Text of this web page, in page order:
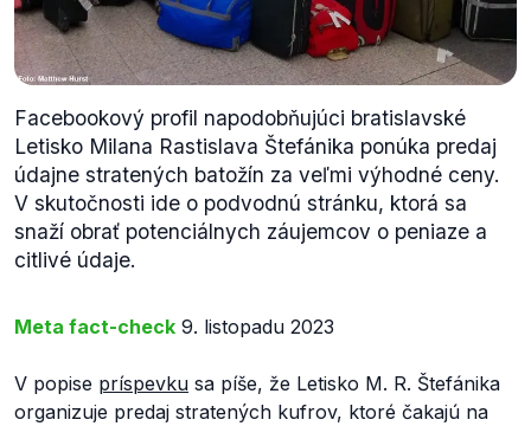
Facebookový profil napodobňujúci bratislavské
Letisko Milana Rastislava Štefánika ponúka predaj
údajne stratených batožín za veľmi výhodné ceny.
V skutočnosti ide o podvodnú stránku, ktorá sa
snaží obrať potenciálnych záujemcov o peniaze a
citlivé údaje.
Meta fact-check 9. listopadu 2023
V popise príspevku sa píše, že Letisko M. R. Štefánika
organizuje predaj stratených kufrov, ktoré čakajú na